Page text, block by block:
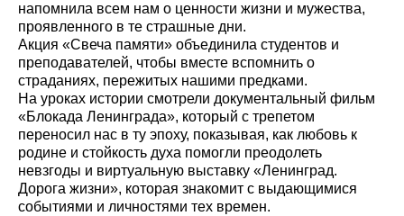
напомнила всем нам о ценности жизни и мужества,
проявленного в те страшные дни.
Акция «Свеча памяти» объединила студентов и
преподавателей, чтобы вместе вспомнить о
страданиях, пережитых нашими предками.
На уроках истории смотрели документальный фильм
«Блокада Ленинграда», который с трепетом
переносил нас в ту эпоху, показывая, как любовь к
родине и стойкость духа помогли преодолеть
невзгоды и виртуальную выставку «Ленинград.
Дорога жизни», которая знакомит с выдающимися
событиями и личностями тех времен.